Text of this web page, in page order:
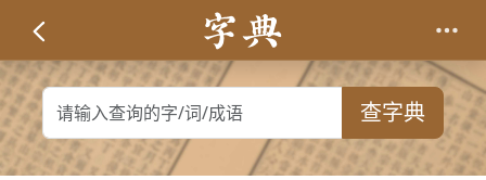
查字典